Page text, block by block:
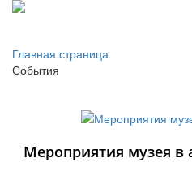
Главная страница
События
Мероприятия музея в